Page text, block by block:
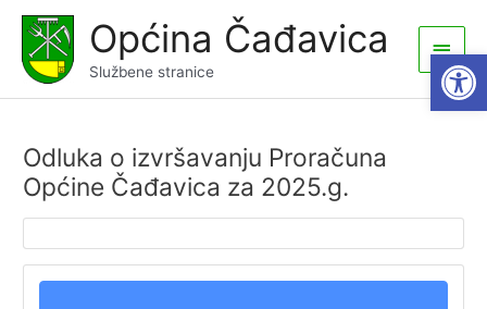
content
Općina Čađavica
Službene stranice
Main
Menu
Odluka o izvršavanju Proračuna
Općine Čađavica za 2025.g.